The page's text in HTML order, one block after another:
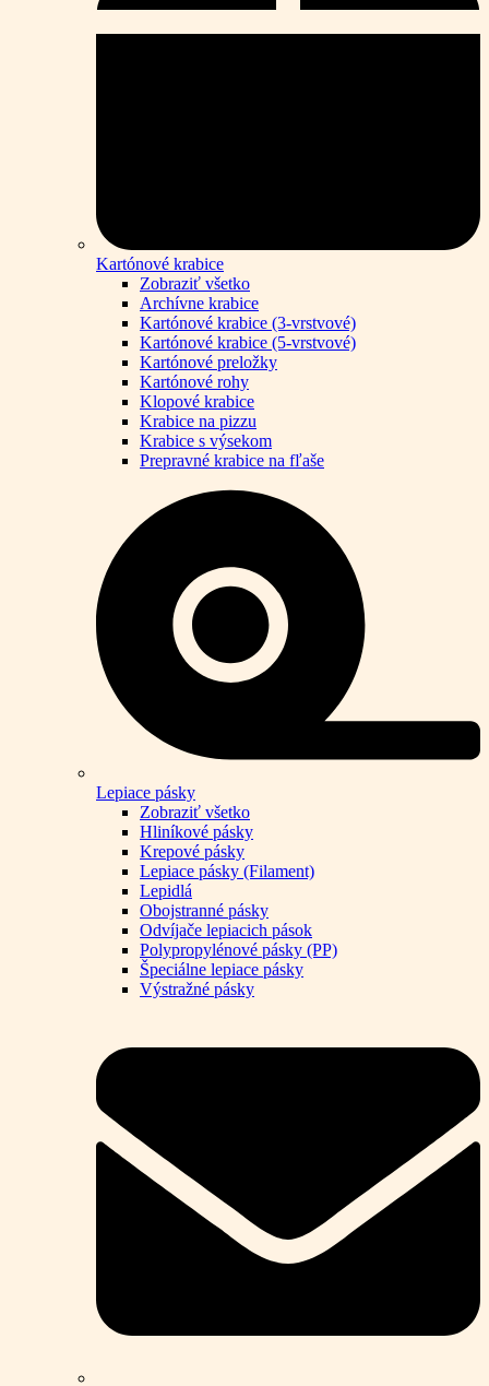
Kartónové krabice
Zobraziť všetko
Archívne krabice
Kartónové krabice (3-vrstvové)
Kartónové krabice (5-vrstvové)
Kartónové preložky
Kartónové rohy
Klopové krabice
Krabice na pizzu
Krabice s výsekom
Prepravné krabice na fľaše
Lepiace pásky
Zobraziť všetko
Hliníkové pásky
Krepové pásky
Lepiace pásky (Filament)
Lepidlá
Obojstranné pásky
Odvíjače lepiacich pások
Polypropylénové pásky (PP)
Špeciálne lepiace pásky
Výstražné pásky